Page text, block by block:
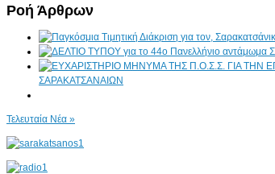
Ροή Άρθρων
ΣΑΡΑΚΑΤΣΑΝΑΙΩΝ
Τελευταία Νέα »